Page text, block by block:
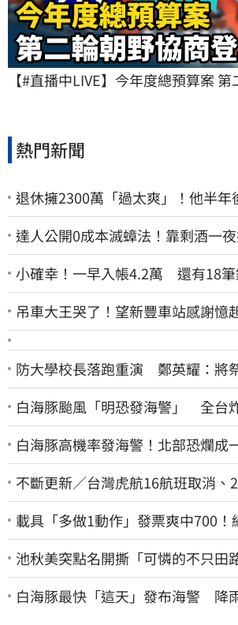
【#直播中LIVE】今年度總預算案
熱門新聞
退休擁2300萬「過太爽」！他半年
達人公開0成本滅蟑法！靠剩酒一
小確幸！一早入帳4.2萬 還有18筆
吊車大王哭了！望新豐車站感謝憶
防大學校長落跑重演 鄭英耀：將
白海豚颱風「明恐發海警」 全台
白海豚高機率發海警！北部恐爛成
不斷更新／台灣虎航16航班取消、
載具「多做1動作」發票爽中700！
池秋美突點名開撕「可憐的不只
字回應了
白海豚最快「這天」發布海警 降